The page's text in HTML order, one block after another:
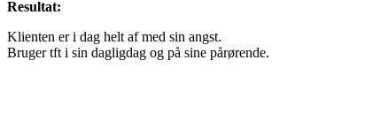
Resultat:
Klienten er i dag helt af med sin angst.
Bruger tft i sin dagligdag og på sine pårørende.